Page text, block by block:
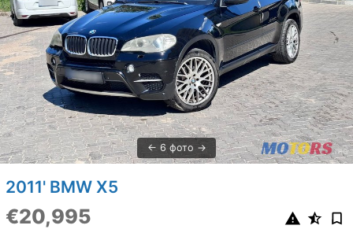
6 фото
2011' BMW X5
€20,995